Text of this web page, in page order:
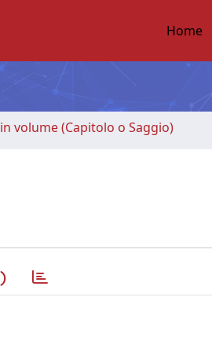
Home
volume (Capitolo o Saggio)